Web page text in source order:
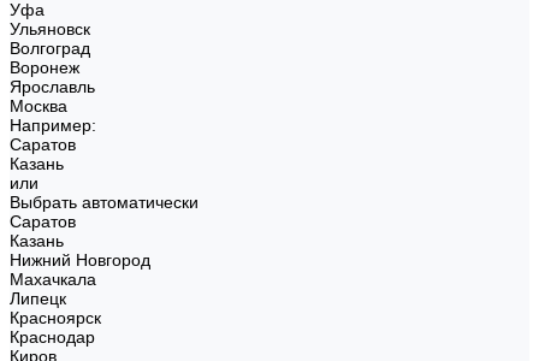
Уфа
Ульяновск
Волгоград
Воронеж
Ярославль
Москва
Например:
Саратов
Казань
или
Выбрать автоматически
Саратов
Казань
Нижний Новгород
Махачкала
Липецк
Красноярск
Краснодар
Киров